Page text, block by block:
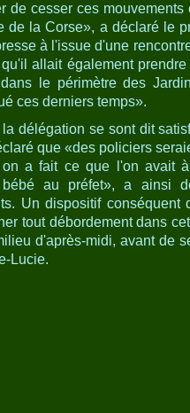
de cesser ces mouvements
de la Corse», a déclaré le
à l'issue d'une
allait également
le périmètre des
ces derniers temps».
délégation se sont dit
que «des policiers
a fait ce que l'on avait
au préfet», a ainsi
Un dispositif conséquent
tout débordement dans
d'après-midi, avant de
Lucie.